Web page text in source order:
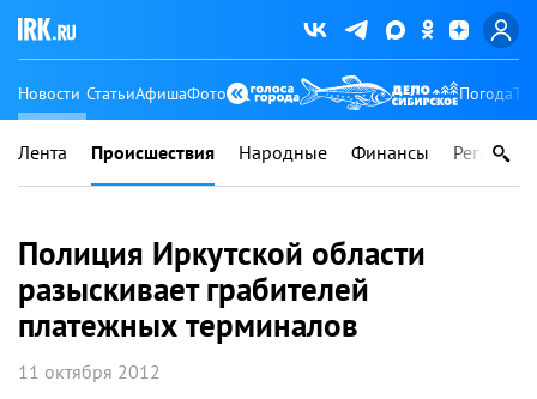
Новости СтатьиАфишаФото Погода
Лента Происшествия Народные Финансы Регионы
Полиция Иркутской области
разыскивает грабителей
платежных терминалов
11 октября 2012